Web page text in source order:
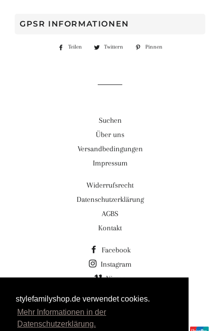
stylefamilyshop.de verwendet cookies.
Mehr Informationen in der
Datenschutzerklärung.
GPSR INFORMATIONEN
Teilen
Auf
Twittern
Auf
Pinnen
Suchen
Über uns
Versandbedingungen
Impressum
Widerrufsrecht
Datenschutzerklärung
AGBS
Kontakt
Facebook
Instagram
Vimeo
© 2026,Stylefamilyshop.de Stylefamily GmbH
Powered by Shopify